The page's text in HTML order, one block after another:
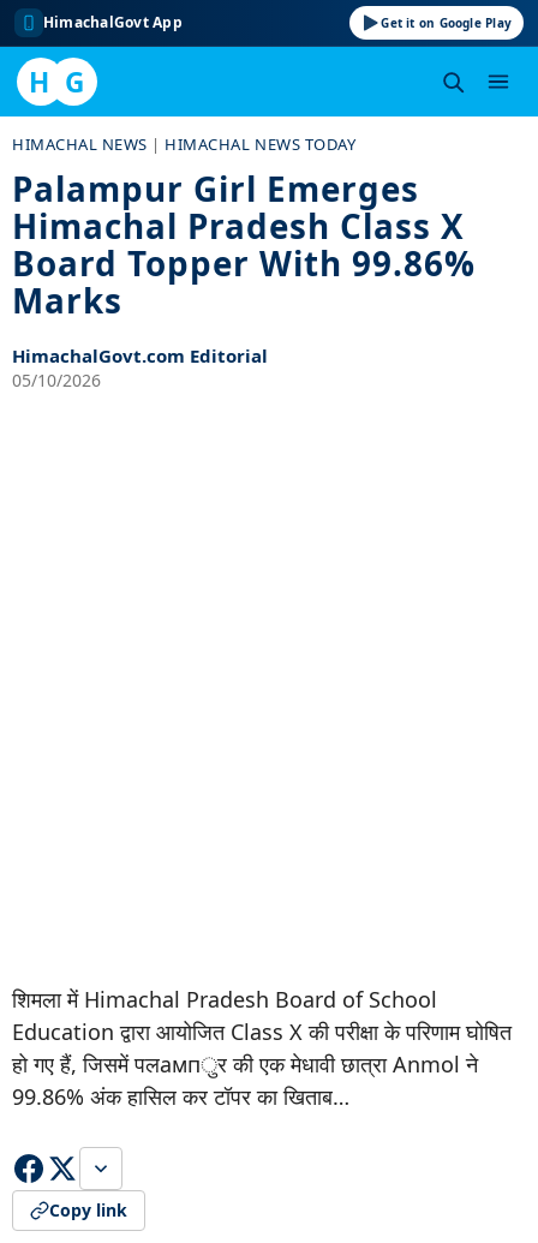
HimachalGovt App Get it on Google Play
H G
content
HIMACHAL NEWS | HIMACHAL NEWS TODAY
Palampur Girl Emerges
Himachal Pradesh Class X
Board Topper With 99.86%
Marks
HimachalGovt.com Editorial
05/10/2026
शिमला में Himachal Pradesh Board of School
Education द्वारा आयोजित Class X की परीक्षा के परिणाम घोषित
हो गए हैं, जिसमें पलампुर की एक मेधावी छात्रा Anmol ने
99.86% अंक हासिल कर टॉपर का खिताब…
Copy link